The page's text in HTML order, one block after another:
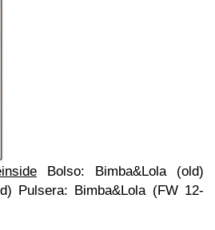
Bolso: Bimba&Lola (old)
Pulsera: Bimba&Lola (FW 12-